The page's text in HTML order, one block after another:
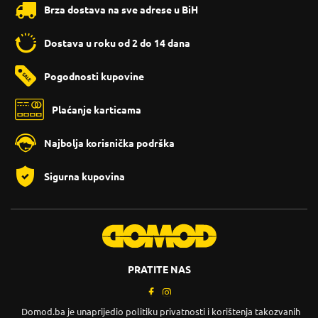
Brza dostava na sve adrese u BiH
Dostava u roku od 2 do 14 dana
Pogodnosti kupovine
Plaćanje karticama
Najbolja korisnička podrška
Sigurna kupovina
PRATITE NAS
Domod.ba je unaprijedio politiku privatnosti i korištenja takozvanih